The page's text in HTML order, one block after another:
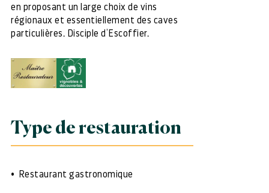
en proposant un large choix de vins
régionaux et essentiellement des caves
particulières. Disciple d’Escoffier.
Type de restauration
Restaurant gastronomique